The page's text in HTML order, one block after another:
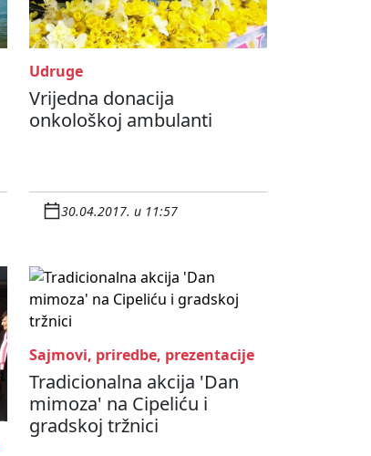
Udruge
Vrijedna donacija
onkološkoj ambulanti
30.04.2017. u 11:57
Sajmovi, priredbe, prezentacije
Tradicionalna akcija 'Dan
mimoza' na Cipeliću i
gradskoj tržnici